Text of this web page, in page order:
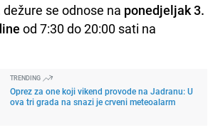
se odnose na ponedjeljak 3.
od 7:30 do 20:00 sati na
TRENDING
Oprez za one koji vikend provode na Jadranu: U
ova tri grada na snazi je crveni meteoalarm